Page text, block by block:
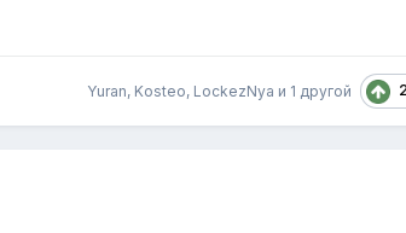
Yuran, Kosteo, LockezNya и 1 другой 2